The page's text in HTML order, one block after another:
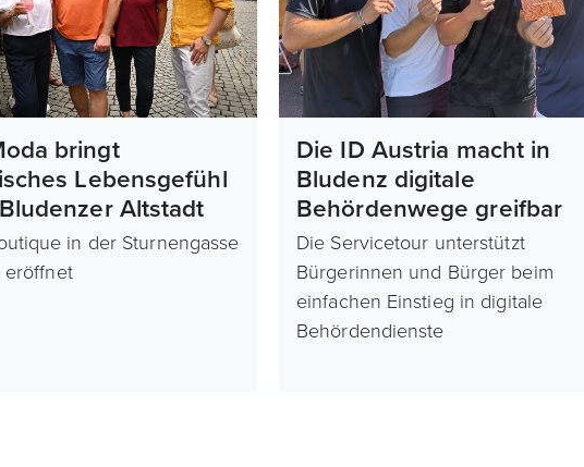
bringt
Lebensgefühl
Altstadt
in der Sturnengasse
Die ID Austria macht in
Bludenz digitale
Behördenwege greifbar
Die Servicetour unterstützt
Bürgerinnen und Bürger beim
einfachen Einstieg in digitale
Behördendienste